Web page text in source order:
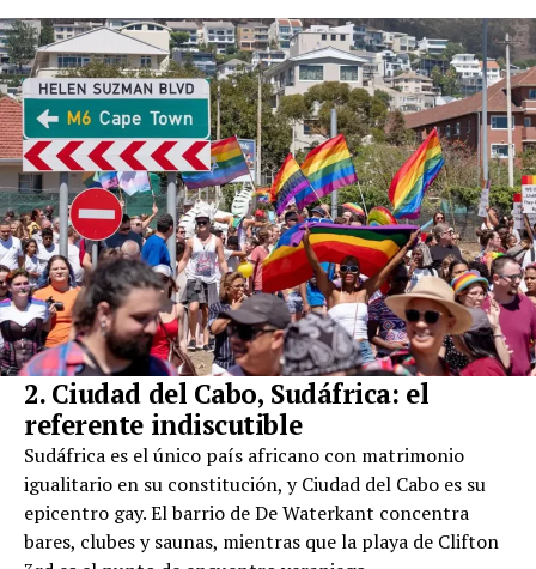
2. Ciudad del Cabo, Sudáfrica: el
referente indiscutible
Sudáfrica es el único país africano con matrimonio
igualitario en su constitución, y Ciudad del Cabo es su
epicentro gay. El barrio de De Waterkant concentra
bares, clubes y saunas, mientras que la playa de Clifton